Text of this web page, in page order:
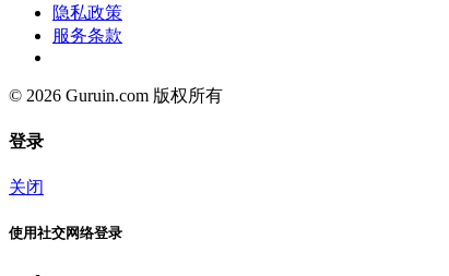
隐私政策
服务条款
© 2026 Guruin.com 版权所有
登录
关闭
使用社交网络登录